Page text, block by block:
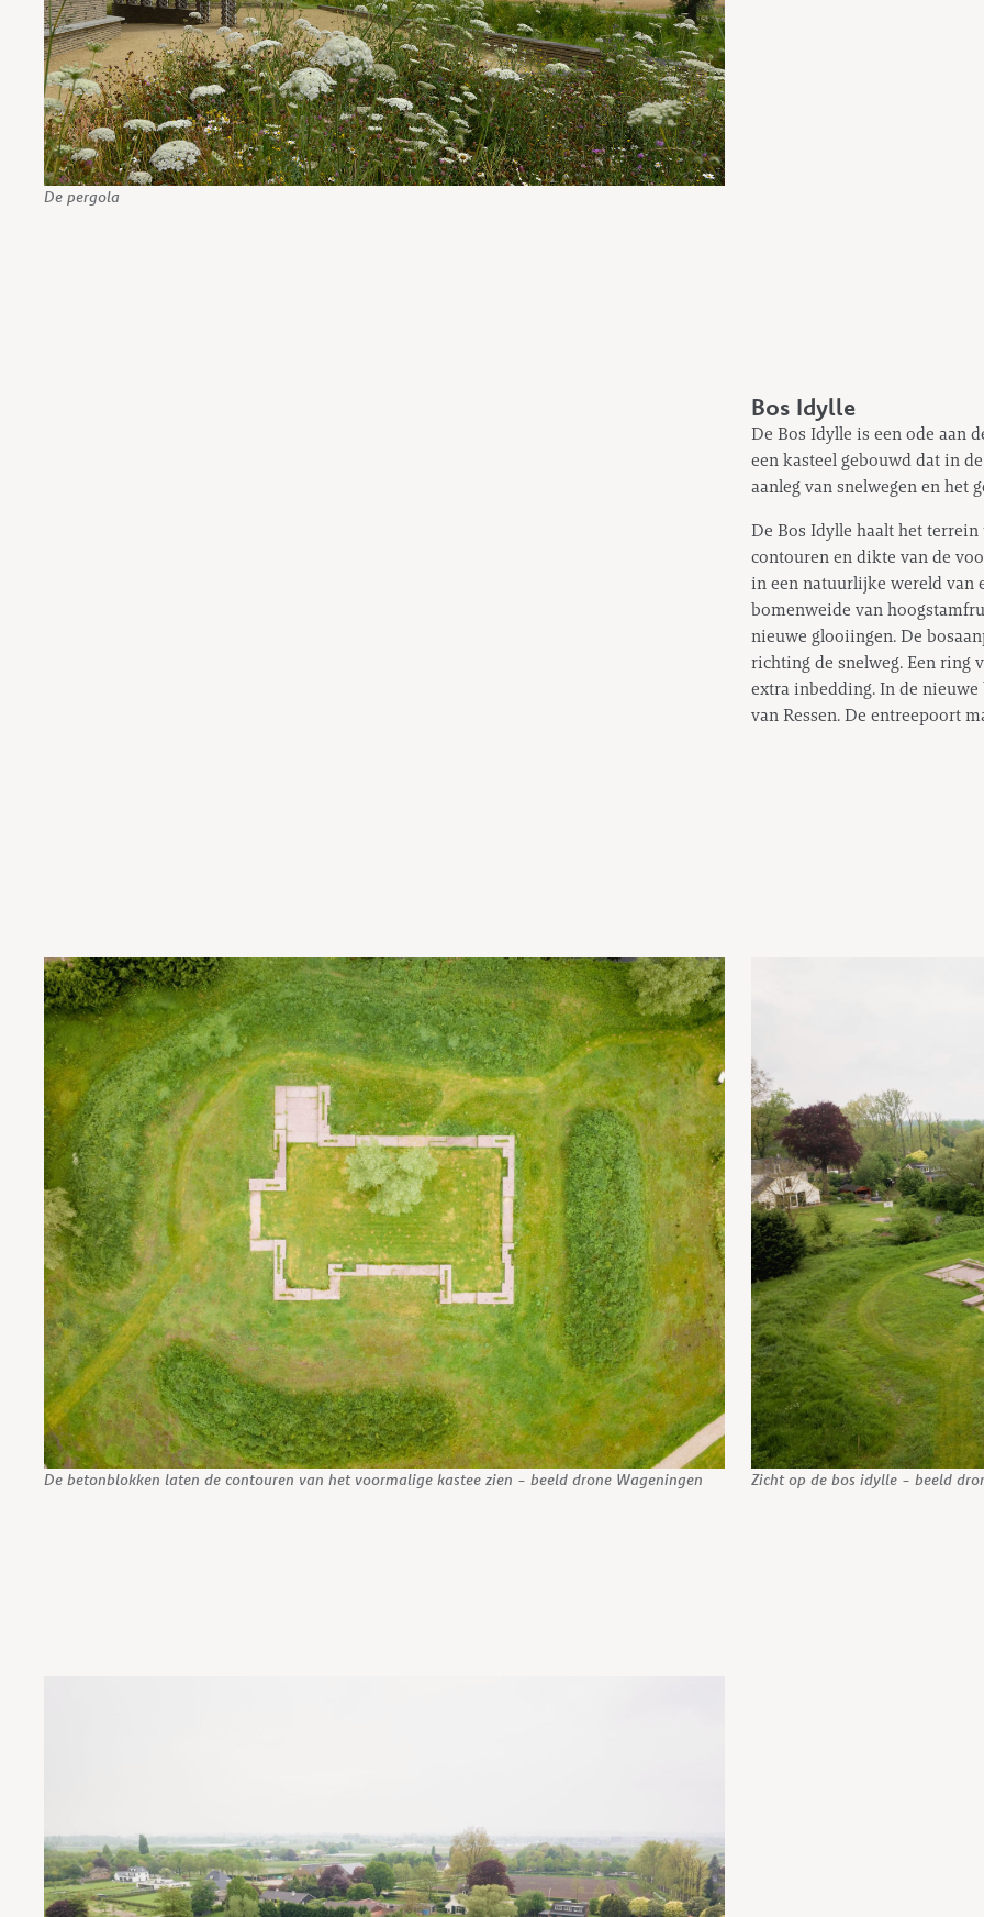
De pergola
Bos Idylle
De Bos Idylle is een ode aan
een kasteel gebouwd dat in
aanleg van snelwegen en het
De Bos Idylle haalt het
contouren en dikte van de
in een natuurlijke wereld van
bomenweide van
nieuwe glooiingen. De
richting de snelweg. Een ring
extra inbedding. In de
van Ressen. De entreepoort
De betonblokken laten de contouren van het voormalige kastee zien - beeld drone Wageningen Zicht op de bos idylle - beeld